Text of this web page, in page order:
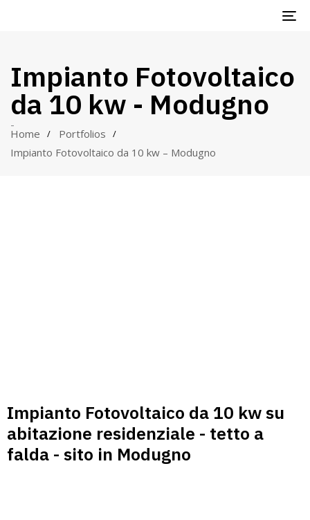
Impianto Fotovoltaico
da 10 kw - Modugno
-
Home
Portfolios
Impianto Fotovoltaico da 10 kw – Modugno
Impianto Fotovoltaico da 10 kw su
abitazione residenziale - tetto a
falda - sito in Modugno